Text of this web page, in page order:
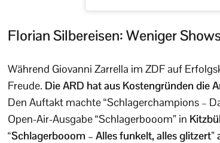
Florian Silbereisen: Weniger
Während Giovanni Zarrella im ZDF auf
Freude. Die ARD hat aus Kostengründen die
Den Auftakt machte “Schlagerchampions –
Open-Air-Ausgabe “Schlagerbooom” in
“Schlagerbooom – Alles funkelt, alles glitzert”